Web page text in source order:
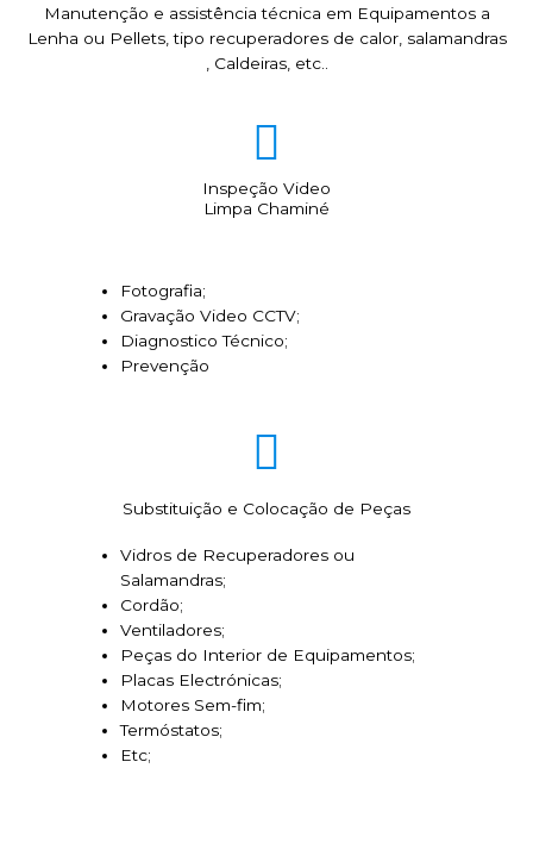
Manutenção e assistência técnica em Equipamentos a
Lenha ou Pellets, tipo recuperadores de calor, salamandras
, Caldeiras, etc..
Inspeção Video
Limpa Chaminé
Fotografia;
Gravação Video CCTV;
Diagnostico Técnico;
Prevenção
Substituição e Colocação de Peças
Vidros de Recuperadores ou
Salamandras;
Cordão;
Ventiladores;
Peças do Interior de Equipamentos;
Placas Electrónicas;
Motores Sem-fim;
Termóstatos;
Etc;